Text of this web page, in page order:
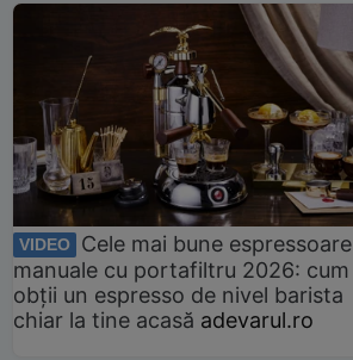
VIDEO
Cele mai bune espressoare
manuale cu portafiltru 2026: cum
obții un espresso de nivel barista
chiar la tine acasă adevarul.ro